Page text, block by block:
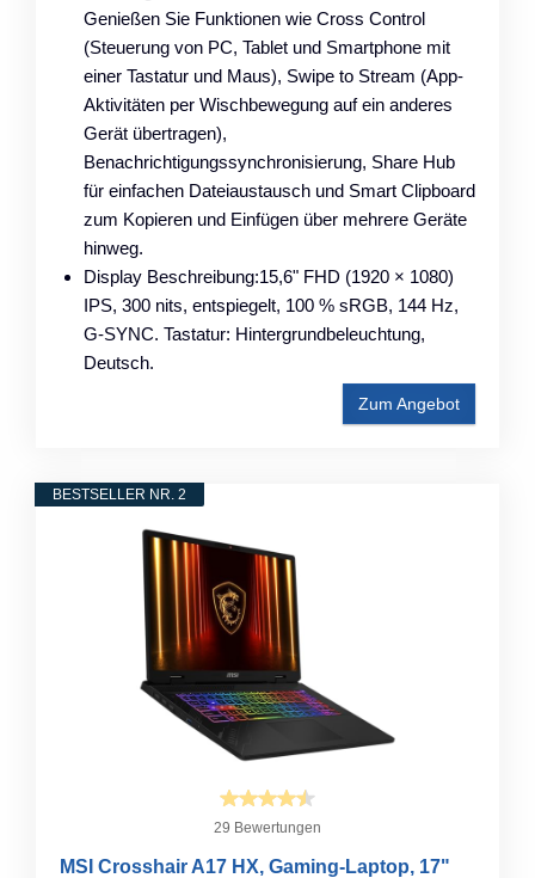
Genießen Sie Funktionen wie Cross Control
(Steuerung von PC, Tablet und Smartphone mit
einer Tastatur und Maus), Swipe to Stream (App-
Aktivitäten per Wischbewegung auf ein anderes
Gerät übertragen),
Benachrichtigungssynchronisierung, Share Hub
für einfachen Dateiaustausch und Smart Clipboard
zum Kopieren und Einfügen über mehrere Geräte
hinweg.
Display Beschreibung:15,6" FHD (1920 × 1080)
IPS, 300 nits, entspiegelt, 100 % sRGB, 144 Hz,
G-SYNC. Tastatur: Hintergrundbeleuchtung,
Deutsch.
Zum Angebot
BESTSELLER NR. 2
29 Bewertungen
MSI Crosshair A17 HX, Gaming-Laptop, 17"